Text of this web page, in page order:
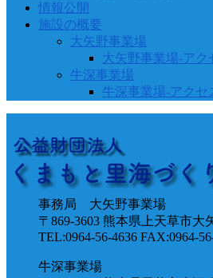
情報公開
施設の概要
大矢野事業場
大矢野事業場-アク
牛深事業場
牛深事業場-アクセ
事務局 大矢野事業場
〒869-3603 熊本県上天草市大
TEL:0964-56-4636 FAX:0964-
牛深事業場